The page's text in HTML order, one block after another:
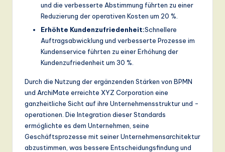
und die verbesserte Abstimmung führten zu einer
Reduzierung der operativen Kosten um 20 %.
Erhöhte Kundenzufriedenheit:Schnellere
Auftragsabwicklung und verbesserte Prozesse im
Kundenservice führten zu einer Erhöhung der
Kundenzufriedenheit um 30 %.
Durch die Nutzung der ergänzenden Stärken von BPMN
und ArchiMate erreichte XYZ Corporation eine
ganzheitliche Sicht auf ihre Unternehmensstruktur und -
operationen. Die Integration dieser Standards
ermöglichte es dem Unternehmen, seine
Geschäftsprozesse mit seiner Unternehmensarchitektur
abzustimmen, was bessere Entscheidungsfindung und